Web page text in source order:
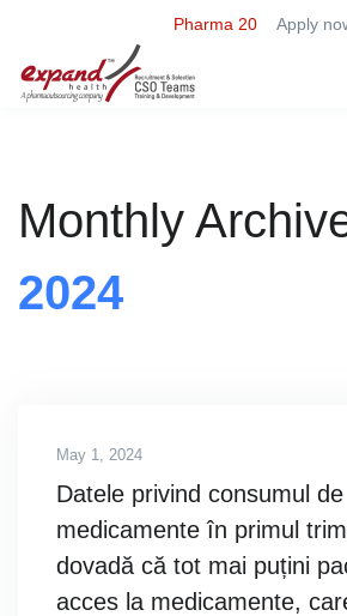
Pharma 20 Apply
Monthly
2024
May 1, 2024
Datele privind consumul de
medicamente în primul
dovadă că tot mai puțini
acces la medicamente,